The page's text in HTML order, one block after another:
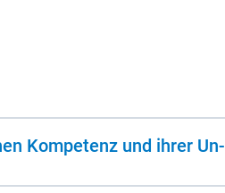
Kom­pe­tenz und ih­rer Un­